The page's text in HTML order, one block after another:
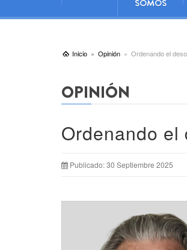
SOMOS
Inicio Opinión Ordenando el
OPINIÓN
Ordenando
Publicado: 30 Septiembre 2025